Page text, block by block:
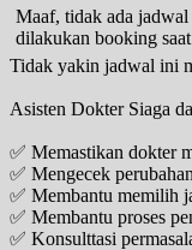
Maaf, tidak ada
dilakukan booking
Tidak yakin jadwal ini
Asisten Dokter Siaga
✅ Memastikan dokter
✅ Mengecek
✅ Membantu memilih
✅ Membantu proses
✅ Konsulttasi